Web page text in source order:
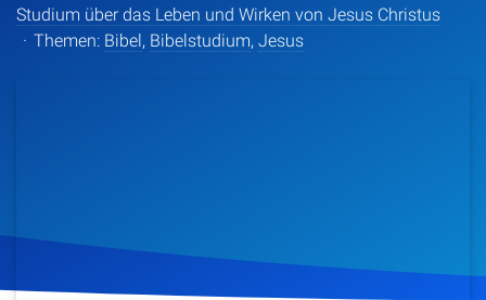
Studium über das Leben und Wirken von Jesus Christus
· Themen: Bibel, Bibelstudium, Jesus
Themen